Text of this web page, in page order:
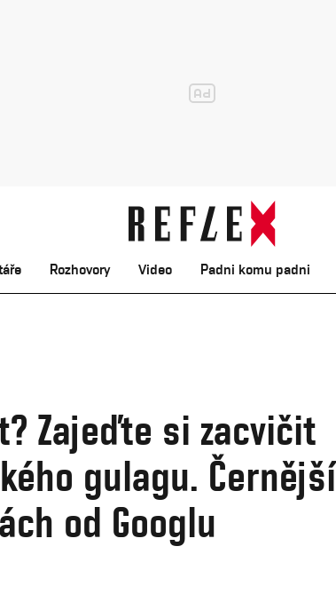
Rozhovory Video Padni komu padni
Zajeďte si zacvičit
gulagu. Černější
od Googlu